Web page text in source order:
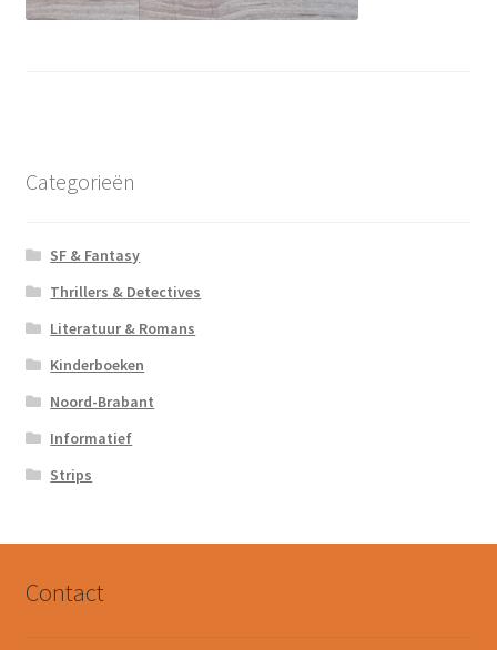
Categorieën
SF & Fantasy
Thrillers & Detectives
Literatuur & Romans
Kinderboeken
Noord-Brabant
Informatief
Strips
Contact